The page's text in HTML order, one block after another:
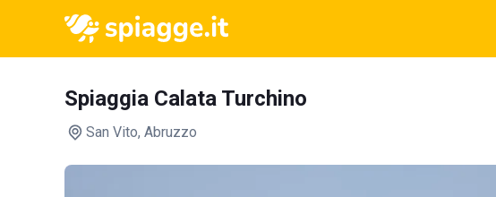
Spiaggia Calata Turchino
San Vito, Abruzzo